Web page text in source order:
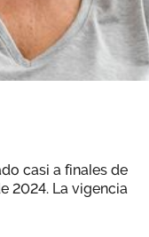
casi a finales de
2024. La vigencia